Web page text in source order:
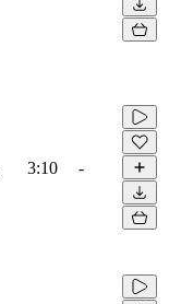
3:10 -